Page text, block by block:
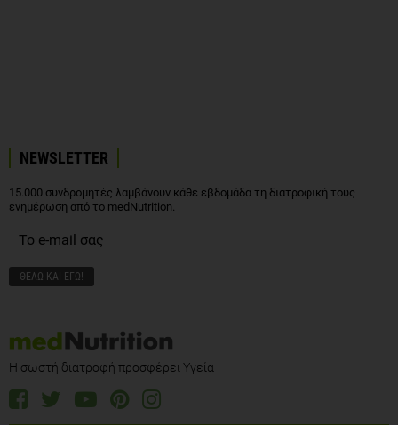
NEWSLETTER
15.000 συνδρομητές λαμβάνουν κάθε εβδομάδα τη διατροφική τους
ενημέρωση από το medNutrition.
Η σωστή διατροφή προσφέρει Υγεία